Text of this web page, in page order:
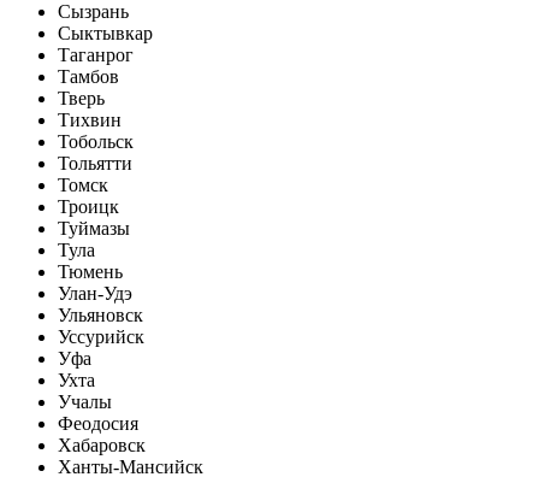
Сызрань
Сыктывкар
Таганрог
Тамбов
Тверь
Тихвин
Тобольск
Тольятти
Томск
Троицк
Туймазы
Тула
Тюмень
Улан-Удэ
Ульяновск
Уссурийск
Уфа
Ухта
Учалы
Феодосия
Хабаровск
Ханты-Мансийск